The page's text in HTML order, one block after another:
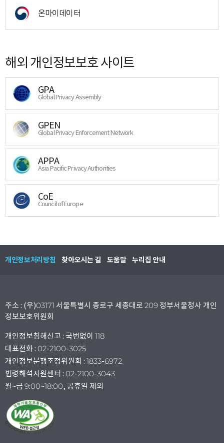
온마이데이터
해외 개인정보보호 사이트
GPA
Global Privacy Assembly
GPEN
Global Privacy Enforcement Network
APPA
Asia Pacific Privacy Authorities
CoE
Council of Europe
개인정보처리방침 찾아오시는 길 도움말 누리집 안내
주소 : (우)03171 서울특별시 종로구 세종대로 209 정부서울청사 개인
정보보호위원회
개인정보침해신고 : 국번없이 118
대표전화 : 02-2100-3025
개인정보분쟁조정위원회 : 1833-6972
법령해석지원센터 : 02-2100-3043
월~금 9:00~18:00, 공휴일 제외